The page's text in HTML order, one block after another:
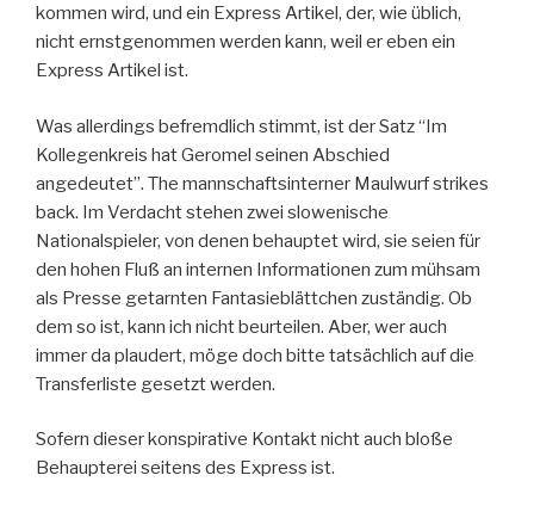
kommen wird, und ein Express Artikel, der, wie üblich,
nicht ernstgenommen werden kann, weil er eben ein
Express Artikel ist.
Was allerdings befremdlich stimmt, ist der Satz “Im
Kollegenkreis hat Geromel seinen Abschied
angedeutet”. The mannschaftsinterner Maulwurf strikes
back. Im Verdacht stehen zwei slowenische
Nationalspieler, von denen behauptet wird, sie seien für
den hohen Fluß an internen Informationen zum mühsam
als Presse getarnten Fantasieblättchen zuständig. Ob
dem so ist, kann ich nicht beurteilen. Aber, wer auch
immer da plaudert, möge doch bitte tatsächlich auf die
Transferliste gesetzt werden.
Sofern dieser konspirative Kontakt nicht auch bloße
Behaupterei seitens des Express ist.